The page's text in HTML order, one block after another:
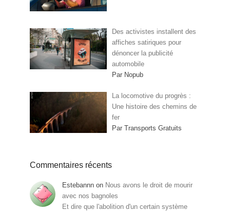
Des activistes installent des
affiches satiriques pour
dénoncer la publicité
automobile
Par Nopub
La locomotive du progrès :
Une histoire des chemins de
fer
Par Transports Gratuits
Commentaires récents
Estebannn on Nous avons le droit de mourir
avec nos bagnoles
Et dire que l'abolition d'un certain système